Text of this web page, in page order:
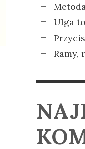
Ulga
Ramy,